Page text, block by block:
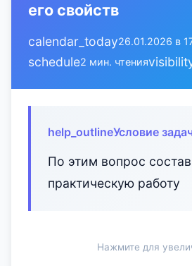
его свойств
calendar_today26.01.2026 в
schedule2 мин. чтения
help_outlineУсловие
По этим вопрос состав
практическую работу
Нажмите для